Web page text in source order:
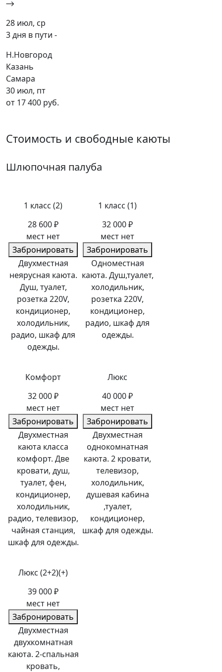
28 июл, ср
3 дня в пути -
Н.Новгород
Казань
Самара
30 июл, пт
от 17 400 руб.
Стоимость и свободные каюты
Шлюпочная палуба
1 класс (2)
28 600 ₽
мест нет
Забронировать
Двухместная
неярусная каюта.
Душ, туалет,
розетка 220V,
кондиционер,
холодильник,
радио, шкаф для
одежды.
1 класс (1)
32 000 ₽
мест нет
Забронировать
Одноместная
каюта. Душ,туалет,
холодильник,
розетка 220V,
кондиционер,
радио, шкаф для
одежды.
Комфорт
32 000 ₽
мест нет
Забронировать
Двухместная
каюта класса
комфорт. Две
кровати, душ,
туалет, фен,
кондиционер,
холодильник,
радио, телевизор,
чайная станция,
шкаф для одежды.
Люкс
40 000 ₽
мест нет
Забронировать
Двухместная
однокомнатная
каюта. 2 кровати,
телевизор,
холодильник,
душевая кабина
,туалет,
кондиционер,
шкаф для одежды.
Люкс (2+2)(+)
39 000 ₽
мест нет
Забронировать
Двухместная
двухкомнатная
каюта. 2-спальная
кровать,